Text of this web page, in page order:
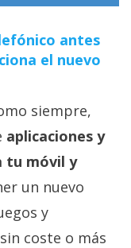
antes
el nuevo
siempre,
aplicaciones y
tu móvil y
un nuevo
y
coste o más